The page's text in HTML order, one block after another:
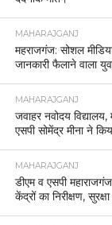
MAHARAJGANJ
महराजगंज: सोशल
जानकारी फैलाने वाला
MAHARAJGANJ
जवाहर नवोदय विद्यालय,
एसपी सोमेंद्र मीना ने
MAHARAJGANJ
डीएम व एसपी महाराजगंज
केंद्रों का निरीक्षण,